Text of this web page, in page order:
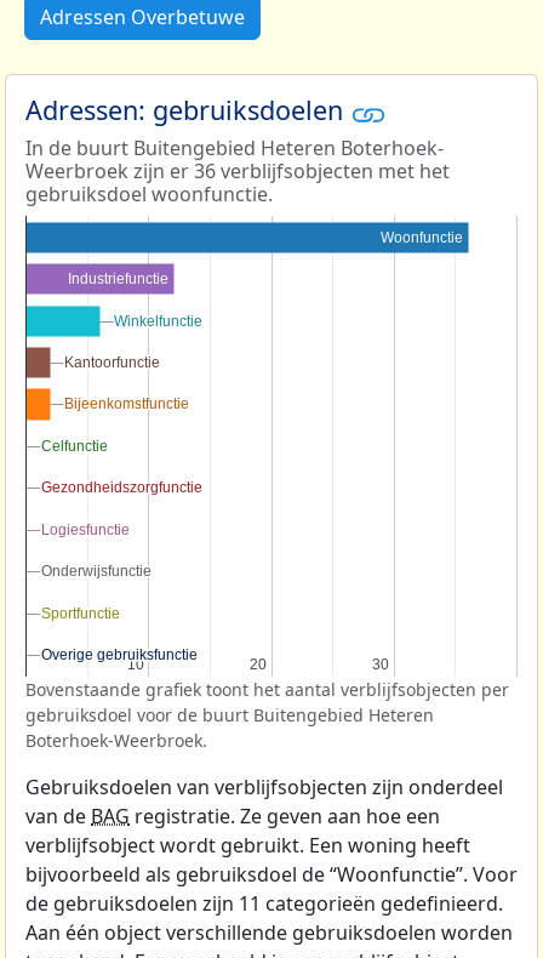
Adressen Overbetuwe
Adressen: gebruiksdoelen
In de buurt Buitengebied Heteren Boterhoek-
Weerbroek zijn er 36 verblijfsobjecten met het
gebruiksdoel woonfunctie.
10
10 20
20 30
30
Woonfunctie
Industriefunctie
Winkelfunctie
Winkelfunctie
Kantoorfunctie
Kantoorfunctie
Bijeenkomstfunctie
Bijeenkomstfunctie
Celfunctie
Celfunctie
Gezondheidszorgfunctie
Gezondheidszorgfunctie
Logiesfunctie
Logiesfunctie
Onderwijsfunctie
Onderwijsfunctie
Sportfunctie
Sportfunctie
Overige gebruiksfunctie
Overige gebruiksfunctie
Bovenstaande grafiek toont het aantal verblijfsobjecten per
gebruiksdoel voor de buurt Buitengebied Heteren
Boterhoek-Weerbroek.
Gebruiksdoelen van verblijfsobjecten zijn onderdeel
van de BAG registratie. Ze geven aan hoe een
verblijfsobject wordt gebruikt. Een woning heeft
bijvoorbeeld als gebruiksdoel de “Woonfunctie”. Voor
de gebruiksdoelen zijn 11 categorieën gedefinieerd.
Aan één object verschillende gebruiksdoelen worden